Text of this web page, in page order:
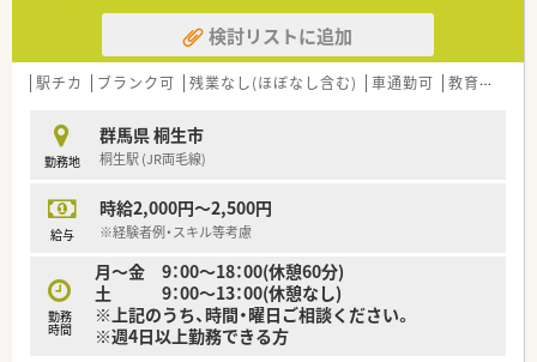
検討リストに追加
駅チカ ブランク可 残業なし(ほぼなし含む) 車通勤可 教育制度あり
勤務地
群馬県 桐生市
桐生駅 (JR両毛線)
給与
時給2,000円～2,500円
※経験者例・スキル等考慮
勤務
時間
月～金 9：00～18：00(休憩60分)
土 9：00～13：00(休憩なし)
※上記のうち、時間・曜日ご相談ください。
※週4日以上勤務できる方